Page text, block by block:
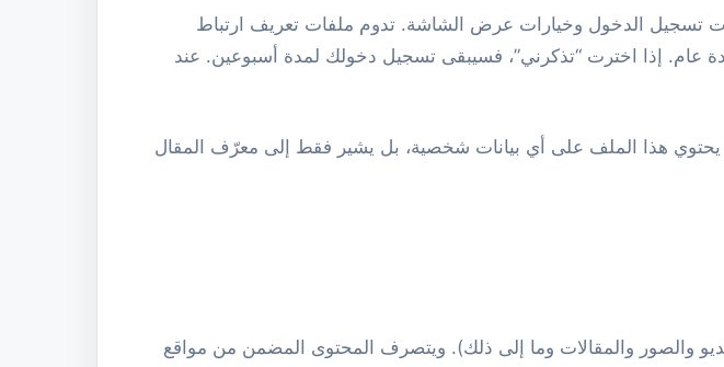
تسجيل الدخول وخيارات عرض الشاشة. تدوم ملفات تعريف ارتباط
عام. إذا اخترت “تذكرني”، فسيبقى تسجيل دخولك لمدة أسبوعين. عند
هذا الملف على أي بيانات شخصية، بل يشير فقط إلى معرّف المقال
والصور والمقالات وما إلى ذلك). ويتصرف المحتوى المضمن من مواقع